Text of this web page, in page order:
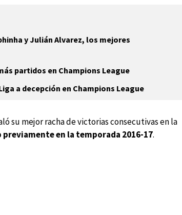
y Julián Alvarez, los mejores
partidos en Champions League
a decepción en Champions League
su mejor racha de victorias consecutivas en la
previamente en la temporada 2016-17.